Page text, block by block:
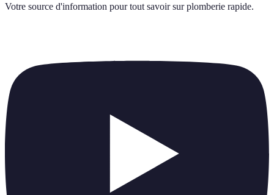
Votre source d'information pour tout savoir sur plomberie rapide.